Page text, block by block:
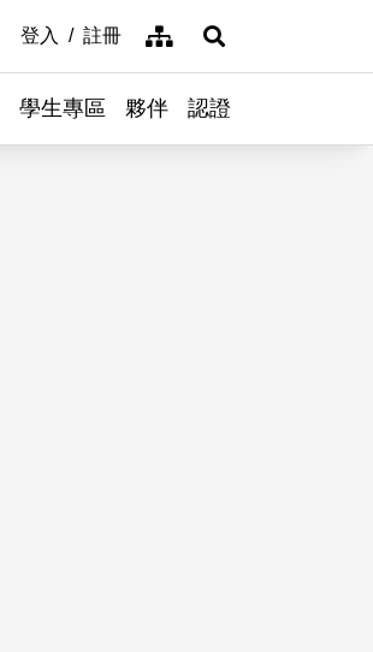
登入 註冊 網站導覽展開搜尋
學生專區 夥伴 認證